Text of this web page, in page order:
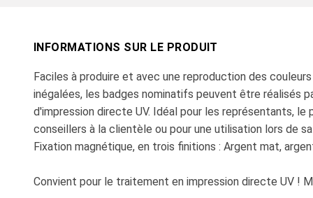
INFORMATIONS SUR LE PRODUIT
Faciles à produire et avec une reproduction des
inégalées, les badges nominatifs peuvent être réalisés
d'impression directe UV. Idéal pour les représentants, le
conseillers à la clientèle ou pour une utilisation lors de
Fixation magnétique, en trois finitions : Argent mat,
Convient pour le traitement en impression directe UV !